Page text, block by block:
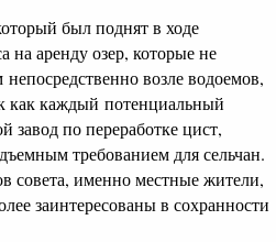
был поднят в ходе
на аренду озер, которые не
возле водоемов,
как каждый потенциальный
завод по переработке цист,
требованием для сельчан.
совета, именно местные жители,
заинтересованы в сохранности